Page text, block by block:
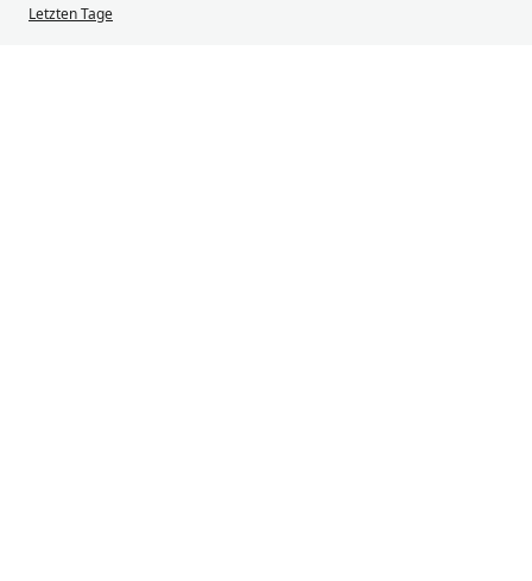
Letzten Tage